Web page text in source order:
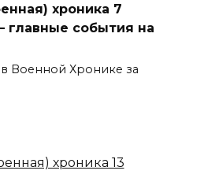
хроника 7
главные события на
Военной Хронике за